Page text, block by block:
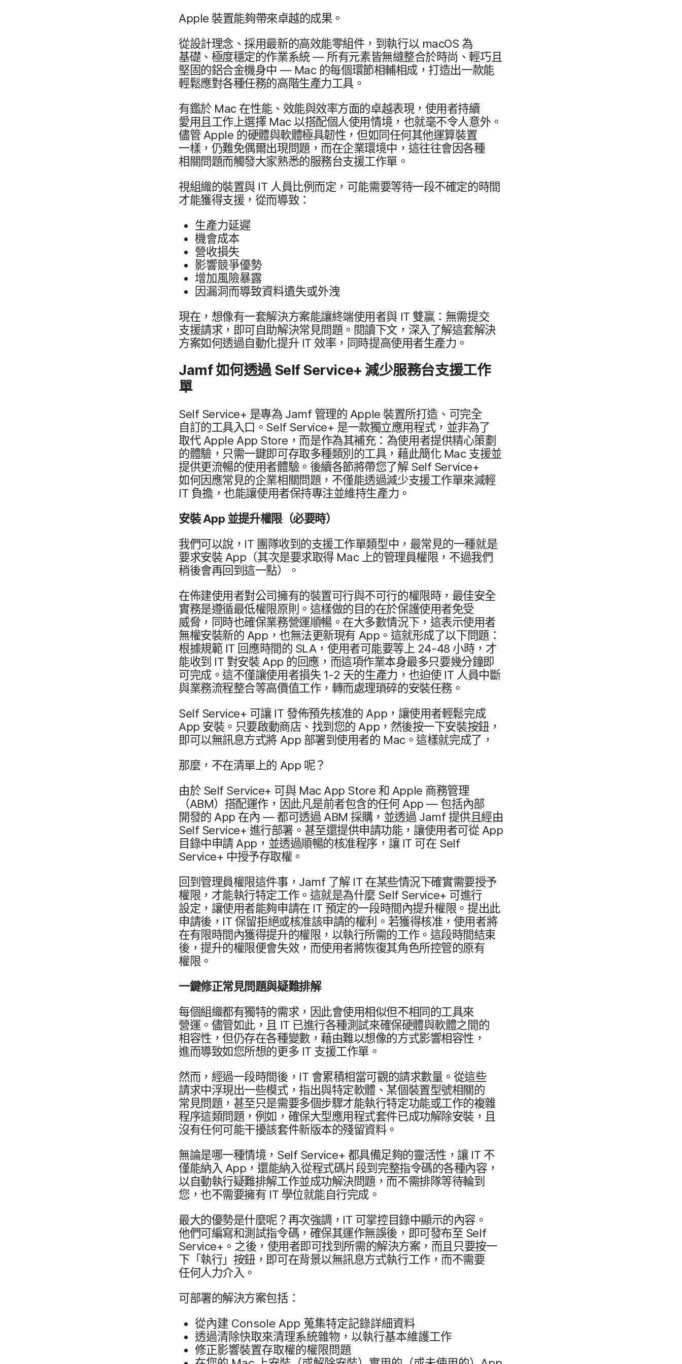
Apple 裝置​能夠​帶來​卓越​的​成果。
從​設計​理念、​採用​最​新​的​高效​能​零組件，​到​執行​以 macOS 為​
基礎、​極度​穩定​的​作業​系統 — 所有​元素皆​無縫​整合於​時尚、​輕巧且​
堅固​的​鋁合金機身​中 —Mac 的​每​個​環節​相輔​相成，​打造出​一款​能​
輕鬆​應​對​各​種​任務​的​高階​生​產力​工具。
有​鑑於Mac 在​性能、​效能​與​效率​方面​的​卓越​表現，​使用​者​持續​
愛用且​工作​上​選擇Mac 以​搭配​個​人​使用​情境，​也​就​毫​不令​人​意外。​
儘管Apple 的​硬體​與​軟體​極​具​韌性，​但​如​同​任何​其他​運算​裝置​
一樣，​仍​難免偶爾出現​問題，​而​在​企業​環境​中，​這​往​往會​因​各​種​
相關​問題​而​觸發大​家​熟悉​的​服務​台​支援​工作單。
視​組織​的​裝置​與IT 人員​比例​而定，​可能​需要​等​待​一​段​不​確定​的​時間​
才​能​獲得​支援，​從​而​導致：
生產力​延遲
機會​成本
營​收損失
影響​競爭​優勢
增加​風險​暴露
因​漏洞​而​導致​資料​遺失​或​外洩
現在，​想像​有​一​套​解決​方案​能​讓​終端​使用者​與 IT 雙贏：​無需​提交​
支援​請求，​即可​自助​解決​常見​問題。​閱讀​下文，​深入​了​解​這​套​解決​
方案​如何​透過​自動化​提升IT 效率，​同時​提高​使用​者​生產力。
Jamf如何​透過Self Service+ 減少​服務​台​支援​工作​
單
Self Service+ 是​專為 Jamf 管理​的 Apple 裝置​所​打造、​可​完全​
自訂​的​工具​入口。 Self Service+ 是​一款​獨立​應​用​程式，​並​非​為了​
取代Apple App Store ，​而​是​作為​其補充：​為​使用​者​提供​精心​策劃​
的​體驗，​只需​一​鍵即​可​存取​多​種​類別​的​工具，​藉此​簡化 Mac 支援​並​
提供​更​流暢​的​使用​者​體驗。​後續​各​節​將​帶您​了​解Self Service+
如何​因應​常見​的​企業​相關​問題，​不僅​能​透過​減少​支援​工作​單來​減輕
IT 負擔，​也​能​讓​使用​者​保持​專注​並​維持​生​產力。
安裝App 並​提升​權​限（​必要​時）
我們​可以​說， IT 團隊​收到​的​支援​工作​單​類型​中，​最常見​的​一​種​就是​
要求​安裝App （​其​次​是​要求​取得Mac 上​的​管理員​權限，​不過​我們​
稍​後​會​再​回到​這​一​點）。
在​佈建​使用​者​對​公司​擁有​的​裝置​可行​與​不可行​的​權限​時，​最佳​安全​
實務​是​遵循​最​低權​限​原則。​這樣​做​的​目的​在​於​保護​使用​者​免受​
威脅，​同時​也​確保​業務​營運​順暢。​在​大多數​情況​下，​這​表示​使用​者​
無權​安裝​新​的 App ，​也​無法​更​新現​有 App 。​這​就​形成​了​以下​問題：​
根據​規範IT 回應​時間​的 SLA ，​使用​者​可能​要​等​上 24-48 小​時，​才​
能​收到 IT 對​安裝App 的​回應，​而​這​項​作業​本身​最多​只要​幾​分鐘即​
可​完成。​這​不​僅​讓​使用​者​損失1-2 天​的​生產力，​也​迫​使IT 人員​中斷​
與​業務​流程​整合​等​高價值​工作，​轉而​處理​瑣碎​的​安裝​任務。
Self Service+ 可​讓IT發佈​預先​核准​的 App ，​讓​使用​者​輕鬆​完成
App 安裝。​只要​啟動​商店、​找到​您​的 App ，​然​後​按​一​下​安裝​按鈕，​
即可以​無訊息​方式​將App 部​署​到​使用​者​的 Mac。​這樣​就​完成​了，
那麼，​不​在​清單​上​的 App 呢？
由於Self Service+ 可​與Mac App Store 和 Apple 商務​管理​
（ABM）​搭配​運作，​因此​凡​是​前​者​包含​的​任何App— 包括​內部​
開發​的 App 在​內 — 都​可​透過 ABM採購，​並​透過 Jamf提供​且​經​由
Self Service+ 進行​部署。​甚至​還​提供​申請​功能，​讓​使用​者​可​從App
目錄​中​申請App ，​並​透過​順暢​的​核准​程序，​讓IT 可​在 Self
Service+ 中​授予存​取權。
回到​管理員​權限​這​件​事， Jamf 了​解IT 在​某些​情況​下確實​需要​授予​
權​限，​才​能​執行​特定​工作。​這​就是​為​什麼 Self Service+ 可​進行​
設定，​讓​使用​者​能夠​申請​在 IT 預定​的​一段​時間​內​提升​權限。​提出​此​
申請​後， IT 保留​拒絕​或​核准​該​申請​的​權利。​若​獲得​核准，​使用​者​將​
在​有限時間​內​獲得​提升​的​權限，​以​執行​所​需​的​工作。​這​段​時間​結束​
後，​提升​的​權限​便會​失效，​而​使用​者​將​恢復​其​角色​所​控管​的​原有​
權限。
一鍵​修正​常見​問題​與​疑難​排解
每​個​組織​都​有​獨特​的​需求，​因此​會​使用​相似​但​不​相同​的​工具​來​
營運。​儘管​如此，​且 IT 已​進行​各​種​測試​來​確​保​硬體​與​軟體​之間​的​
相容性，​但​仍​存在​各​種​變數，​藉​由​難​以​想像​的​方式​影響​相容性，​
進而​導致​如您​所​想​的​更多 IT 支援​工作單。
然而，​經過​一段​時間​後， IT 會​累積​相當​可觀​的​請求​數量。​從​這些​
請求​中浮​現出​一些​模式，​指出​與​特定​軟體、​某​個​裝置型號​相關​的​
常見​問題，​甚至​只是​需要​多​個​步驟​才​能​執行​特定​功能​或​工作​的​複雜​
程序​這​類​問題，​例如，​確保​大型​應​用​程式​套件​已​成功​解除​安裝，​且​
沒有​任何​可能​干擾該​套件​新版本​的​殘留​資料。
無論​是​哪一​種​情境， Self Service+ 都​具備​足夠​的​靈活性，​讓IT 不​
僅​能​納入 App ，​還​能​納入​從程式​碼片​段​到​完整​指​令​碼​的​各​種​內容，​
以​自動​執行​疑難​排解​工作​並​成功​解決​問題，​而​不​需排隊​等​待​輪​到​
您，​也​不​需要​擁有 IT 學位​就​能​自行​完成。
最​大​的​優勢​是​什麼​呢？​再​次​強調， IT 可​掌控​目錄​中​顯示​的​內容。​
他們​可​編寫​和​測試​指​令​碼，​確保​其​運作​無誤​後，​即可​發布​至 Self
Service+。​之後，​使用​者​即可​找到​所需​的​解決​方案，​而且​只要​按​一​
下​「執行」​按鈕，​即可​在​背景​以​無訊息​方式​執行​工作，​而​不​需要​
任何​人力​介入。
可​部署​的​解決​方案​包括：
從​內建 Console App 蒐集​特定​記錄​詳細​資料
透過​清除​快取來​清理​系統​雜物，​以​執行​基本​維護​工作
修正​影響​裝置​存取權​的​權限​問題